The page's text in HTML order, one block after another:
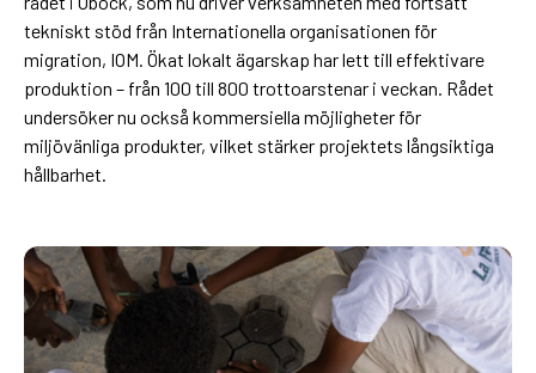
tekniskt stöd från Internationella organisationen för
migration, IOM. Ökat lokalt ägarskap har lett till effektivare
produktion – från 100 till 800 trottoarstenar i veckan. Rådet
undersöker nu också kommersiella möjligheter för
miljövänliga produkter, vilket stärker projektets långsiktiga
hållbarhet.